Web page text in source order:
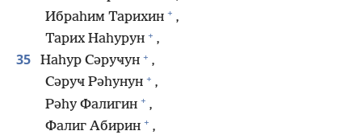
Ибраһим Тарихин + ,
Тарих Наһурун + ,
35 Наһур Сәруҹун + ,
Сәруҹ Рәһунун + ,
Рәһу Фалигин + ,
Фалиг Абирин + ,